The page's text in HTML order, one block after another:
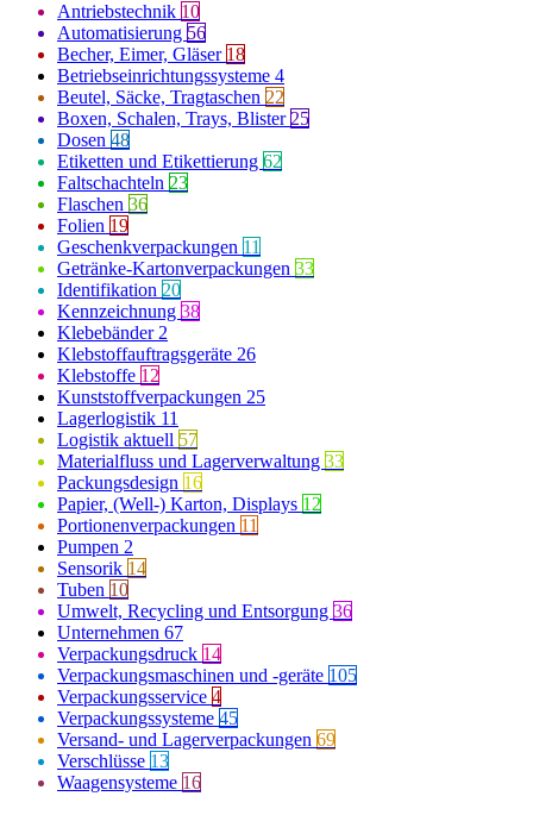
Antriebstechnik 10
Automatisierung 56
Becher, Eimer, Gläser 18
Betriebseinrichtungssysteme 4
Beutel, Säcke, Tragtaschen 22
Boxen, Schalen, Trays, Blister 25
Dosen 48
Etiketten und Etikettierung 62
Faltschachteln 23
Flaschen 36
Folien 19
Geschenkverpackungen 11
Getränke-Kartonverpackungen 33
Identifikation 20
Kennzeichnung 38
Klebebänder 2
Klebstoffauftragsgeräte 26
Klebstoffe 12
Kunststoffverpackungen 25
Lagerlogistik 11
Logistik aktuell 57
Materialfluss und Lagerverwaltung 33
Packungsdesign 16
Papier, (Well-) Karton, Displays 12
Portionenverpackungen 11
Pumpen 2
Sensorik 14
Tuben 10
Umwelt, Recycling und Entsorgung 36
Unternehmen 67
Verpackungsdruck 14
Verpackungsmaschinen und -geräte 105
Verpackungsservice 4
Verpackungssysteme 45
Versand- und Lagerverpackungen 69
Verschlüsse 13
Waagensysteme 16